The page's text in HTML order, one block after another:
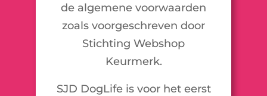
de algemene voorwaarden
zoals voorgeschreven door
Stichting Webshop
Keurmerk.
SJD DogLife is voor het eerst